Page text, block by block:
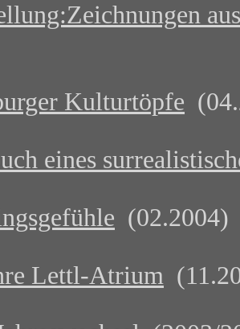
Kulturtöpfe
eines
(02.2004)
Lettl-Atrium